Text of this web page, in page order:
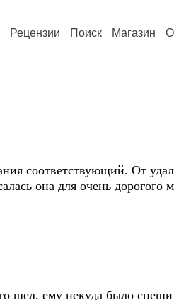
Рецензии Поиск Магазин О
соответствующий. От
она для очень дорогого
шел, ему некуда было